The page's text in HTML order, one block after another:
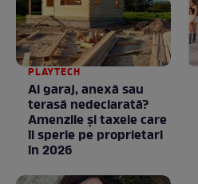
PLAYTECH
Ai garaj, anexă sau
terasă nedeclarată?
Amenzile și taxele care
îi sperie pe proprietari
în 2026